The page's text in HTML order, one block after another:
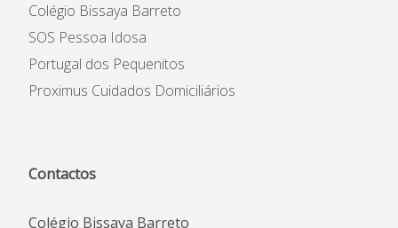
Colégio Bissaya Barreto
SOS Pessoa Idosa
Portugal dos Pequenitos
Proximus Cuidados Domiciliários
Contactos
Colégio Bissaya Barreto